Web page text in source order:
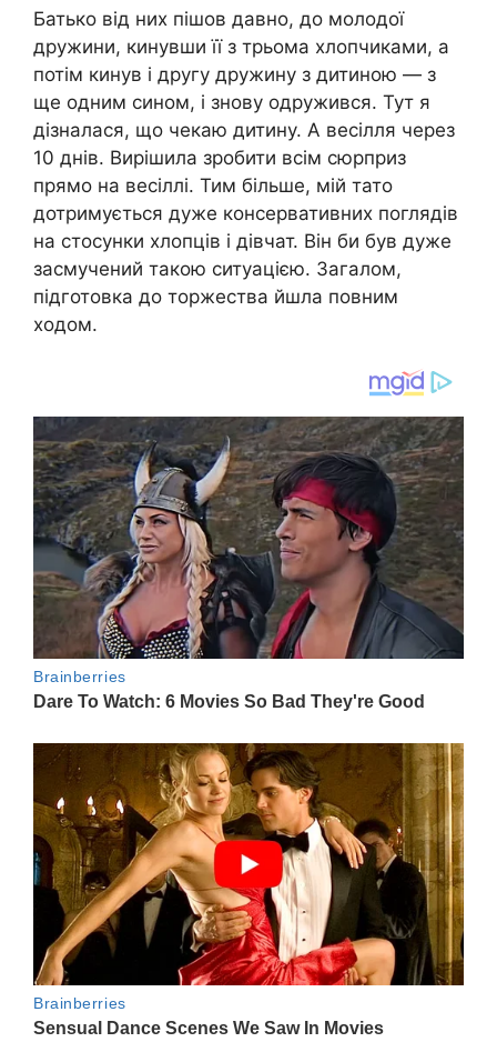
Батько від них пішов давно, до молодої
дружини, кинувши її з трьома хлопчиками, а
потім кинув і другу дружину з дитиною — з
ще одним сином, і знову одружився. Тут я
дізналася, що чекаю дитину. А весілля через
10 днів. Вирішила зробити всім сюрприз
прямо на весіллі. Тим більше, мій тато
дотримується дуже консервативних поглядів
на стосунки хлопців і дівчат. Він би був дуже
засмучений такою ситуацією. Загалом,
підготовка до торжества йшла повним
ходом.